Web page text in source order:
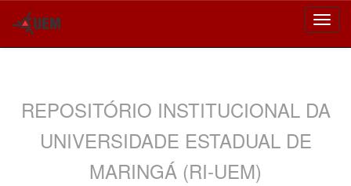
REPOSITÓRIO INSTITUCIONAL DA
UNIVERSIDADE ESTADUAL DE
MARINGÁ (RI-UEM)